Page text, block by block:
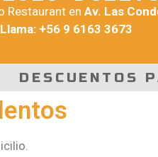
Restaurant en Av. Las
Llama: +56 9 6163 3673
DESCUENTOS